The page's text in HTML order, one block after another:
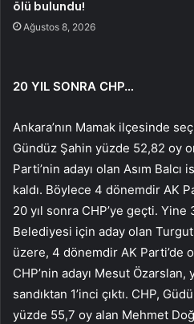
ölü bulundu!
Ağustos 8, 2026
20 YIL SONRA CHP…
Ankara’nın Mamak ilçesinde
Gündüz Şahin yüzde 52,82 oy
Parti’nin adayı olan Asım Balcı
kaldı. Böylece 4 dönemdir AK
20 yıl sonra CHP’ye geçti. Yine
Belediyesi için aday olan
üzere, 4 dönemdir AK Parti’de
CHP’nin adayı Mesut
sandıktan 1’inci çıktı. CHP,
yüzde 55,7 oy alan Mehmet